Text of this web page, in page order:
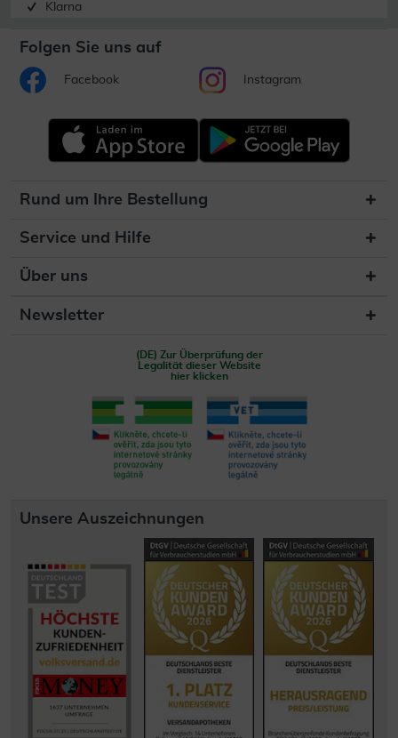
Klarna
Folgen Sie uns auf
Facebook Instagram
Rund um Ihre Bestellung
Service und Hilfe
Über uns
Newsletter
(DE) Zur Überprüfung der
Legalität dieser Website
hier klicken
Unsere Auszeichnungen